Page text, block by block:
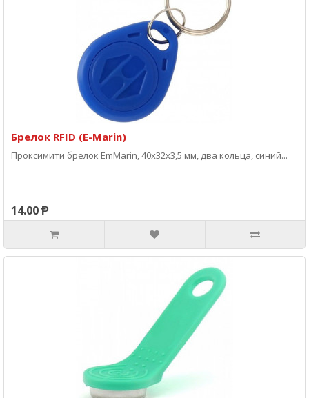
Брелок RFID (E-Marin)
Проксимити брелок EmMarin, 40х32х3,5 мм, два кольца, синий...
14.00 Ᵽ